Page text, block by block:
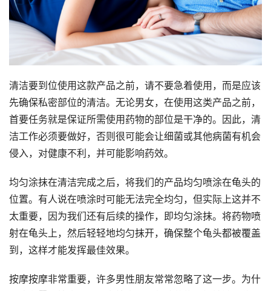
清洁要到位使用这款产品之前，请不要急着使用，而是应该
先确保私密部位的清洁。无论男女，在使用这类产品之前，
首要任务就是保证所需使用药物的部位是干净的。因此，清
洁工作必须要做好，否则很可能会让细菌或其他病菌有机会
侵入，对健康不利，并可能影响药效。
均匀涂抹在清洁完成之后，将我们的产品均匀喷涂在龟头的
位置。有人说在喷涂时可能无法完全均匀，但实际上这并不
太重要，因为我们还有后续的操作，即均匀涂抹。将药物喷
射在龟头上，然后轻轻地均匀抹开，确保整个龟头都被覆盖
到，这样才能发挥最佳效果。
按摩按摩非常重要，许多男性朋友常常忽略了这一步。为什